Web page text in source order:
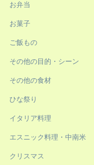
お弁当
お菓子
ご飯もの
その他の目的・シーン
その他の食材
ひな祭り
イタリア料理
エスニック料理・中南米
クリスマス